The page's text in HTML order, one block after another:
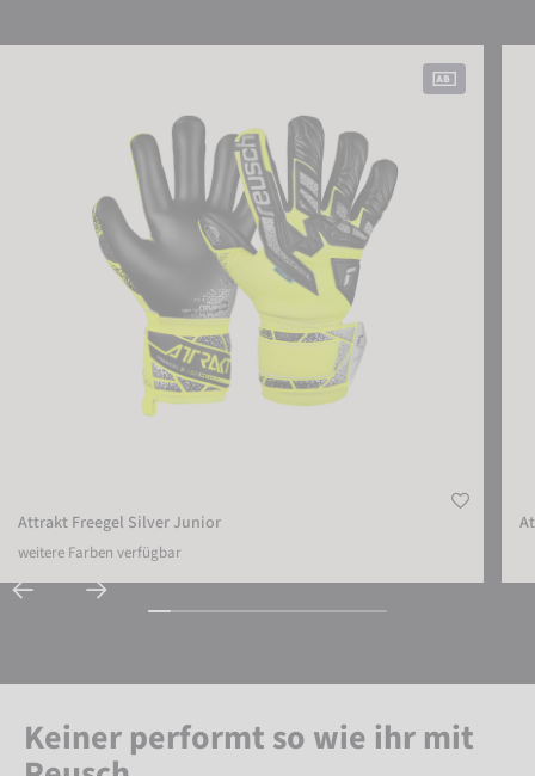
Attrakt Freegel Silver Junior
weitere Farben verfügbar
Keiner performt so wie ihr mit